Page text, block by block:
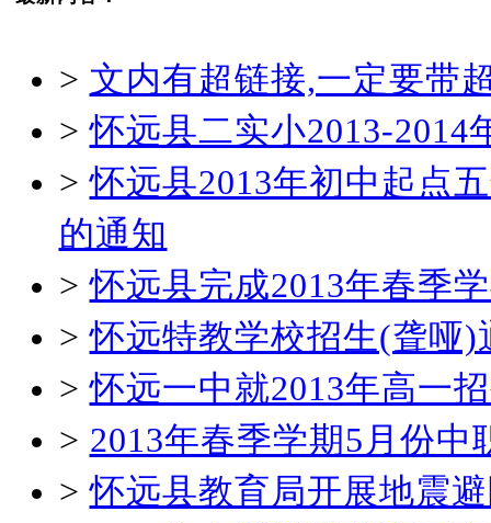
> 文内有超链接,一定要带
>怀远县二实小2013-2014
>怀远县2013年初中起点
的通知
>怀远县完成2013年春季
>怀远特教学校招生(聋哑)
>怀远一中就2013年高一
> 2013年春季学期5月份中
>怀远县教育局开展地震